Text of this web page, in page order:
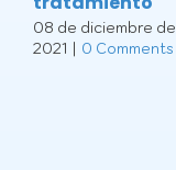
08 de diciembre de
2021 | 0 Comments